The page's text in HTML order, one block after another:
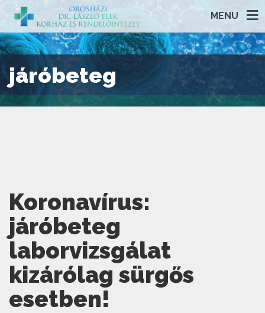
MENU
járóbeteg
Koronavírus:
járóbeteg
laborvizsgálat
kizárólag sürgős
esetben!